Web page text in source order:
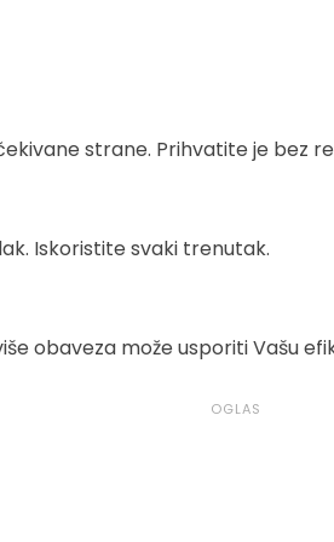
strane. Prihvatite je bez
Iskoristite svaki trenutak.
obaveza može usporiti Vašu